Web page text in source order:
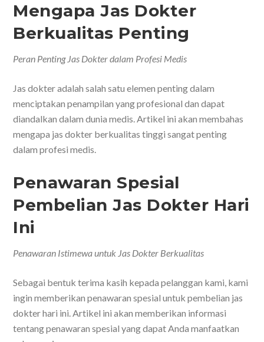
Mengapa Jas Dokter
Berkualitas Penting
Peran Penting Jas Dokter dalam Profesi Medis
Jas dokter adalah salah satu elemen penting dalam
menciptakan penampilan yang profesional dan dapat
diandalkan dalam dunia medis. Artikel ini akan membahas
mengapa jas dokter berkualitas tinggi sangat penting
dalam profesi medis.
Penawaran Spesial
Pembelian Jas Dokter Hari
Ini
Penawaran Istimewa untuk Jas Dokter Berkualitas
Sebagai bentuk terima kasih kepada pelanggan kami, kami
ingin memberikan penawaran spesial untuk pembelian jas
dokter hari ini. Artikel ini akan memberikan informasi
tentang penawaran spesial yang dapat Anda manfaatkan